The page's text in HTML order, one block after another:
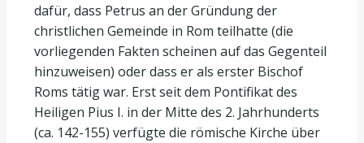
dafür, dass Petrus an der Gründung der
christlichen Gemeinde in Rom teilhatte (die
vorliegenden Fakten scheinen auf das Gegenteil
hinzuweisen) oder dass er als erster Bischof
Roms tätig war. Erst seit dem Pontifikat des
Heiligen Pius I. in der Mitte des 2. Jahrhunderts
(ca. 142-155) verfügte die römische Kirche über